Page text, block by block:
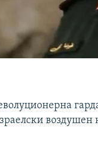
воздушен